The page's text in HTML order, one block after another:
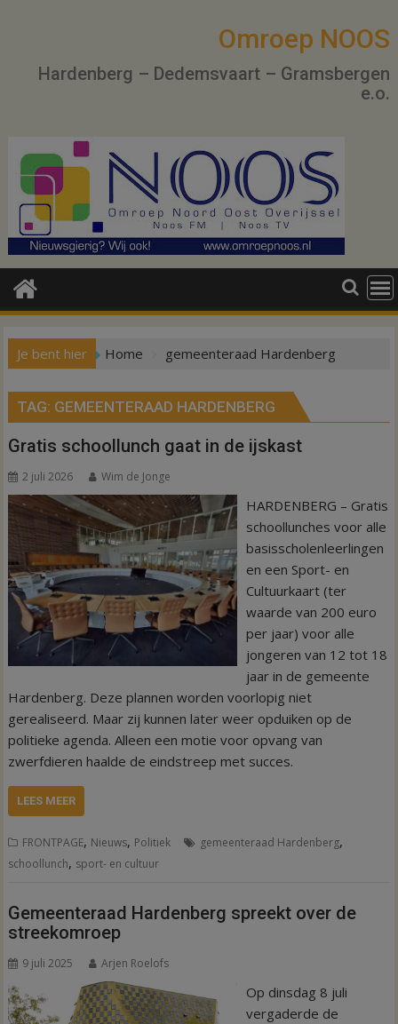
Omroep NOOS
Hardenberg – Dedemsvaart – Gramsbergen
e.o.
Je bent hier Home gemeenteraad Hardenberg
TAG: GEMEENTERAAD HARDENBERG
Gratis schoollunch gaat in de ijskast
2 juli 2026 Wim de Jonge
HARDENBERG – Gratis
schoollunches voor alle
basisscholenleerlingen
en een Sport- en
Cultuurkaart (ter
waarde van 200 euro
per jaar) voor alle
jongeren van 12 tot 18
jaar in de gemeente
Hardenberg. Deze plannen worden voorlopig niet
gerealiseerd. Maar zij kunnen later weer opduiken op de
politieke agenda. Alleen een motie voor opvang van
zwerfdieren haalde de eindstreep met succes.
LEES MEER
FRONTPAGE, Nieuws, Politiek gemeenteraad Hardenberg,
schoollunch, sport- en cultuur
Gemeenteraad Hardenberg spreekt over de
streekomroep
9 juli 2025 Arjen Roelofs
Op dinsdag 8 juli
vergaderde de